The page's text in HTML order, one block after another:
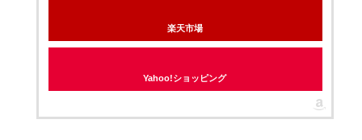
楽天市場
Yahoo!ショッピング